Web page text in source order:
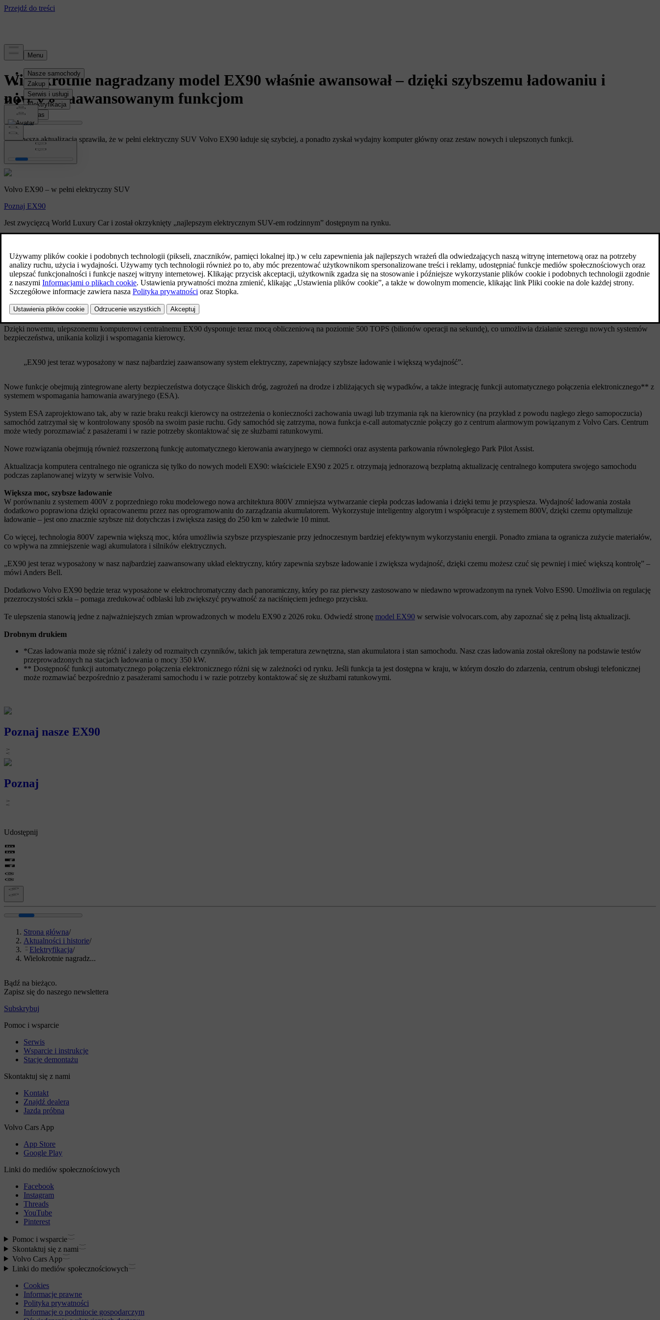
wiadomości
Wielokrotnie nagradzany model EX90 właśnie awansował – dzięki szybszemu ładowaniu i
nowym, zaawansowanym funkcjom
Najnowsza aktualizacja sprawiła, że w pełni elektryczny SUV Volvo EX90 ładuje się szybciej, a ponadto zyskał wydajny komputer główny oraz zestaw nowych i ulepszonych funkcji.
EX90
Volvo EX90 – w pełni elektryczny SUV
Poznaj EX90
Jest zwycięzcą World Luxury Car i został okrzyknięty „najlepszym elektrycznym SUV-em rodzinnym” dostępnym na rynku.
Dzięki naszemu nowemu systemowi elektrycznemu o napięciu 800 V model EX90 może ładować się jeszcze szybciej*. Ponadto dodatkowa moc obliczeniowa pozwala nam dostarczać nowe lub ulepszone
funkcje bezprzewodowo.
„Dodatkowa moc obliczeniowa pozwala nam wykorzystać potencjał sztucznej inteligencji, danych i oprogramowania w celu dalszego zwiększenia bezpieczeństwa i ogólnej wydajności modelu EX90” – mówi
Anders Bell, dyrektor ds. technologii i inżynierii w Volvo Cars. „Oznacza to, że możemy zaoferować naszym klientom zaawansowane funkcje bezpieczeństwa i wsparcia kierowcy, a także ciągłe ulepszenia
systemów informacyjno-rozrywkowych i zarządzania akumulatorami – wszystko to dostarczane bezprzewodowo”.
Dzięki nowemu, ulepszonemu komputerowi centralnemu EX90 dysponuje teraz mocą obliczeniową na poziomie 500 TOPS (bilionów operacji na sekundę), co umożliwia działanie szeregu nowych systemów
bezpieczeństwa, unikania kolizji i wspomagania kierowcy.
„EX90 jest teraz wyposażony w nasz najbardziej zaawansowany system elektryczny, zapewniający szybsze ładowanie i większą wydajność”.
Nowe funkcje obejmują zintegrowane alerty bezpieczeństwa dotyczące śliskich dróg, zagrożeń na drodze i zbliżających się wypadków, a także integrację funkcji automatycznego połączenia elektronicznego** z
systemem wspomagania hamowania awaryjnego (ESA).
System ESA zaprojektowano tak, aby w razie braku reakcji kierowcy na ostrzeżenia o konieczności zachowania uwagi lub trzymania rąk na kierownicy (na przykład z powodu nagłego złego samopoczucia)
samochód zatrzymał się w kontrolowany sposób na swoim pasie ruchu. Gdy samochód się zatrzyma, nowa funkcja e-call automatycznie połączy go z centrum alarmowym powiązanym z Volvo Cars. Centrum
może wtedy porozmawiać z pasażerami i w razie potrzeby skontaktować się ze służbami ratunkowymi.
Nowe rozwiązania obejmują również rozszerzoną funkcję automatycznego kierowania awaryjnego w ciemności oraz asystenta parkowania równoległego Park Pilot Assist.
Aktualizacja komputera centralnego nie ogranicza się tylko do nowych modeli EX90: właściciele EX90 z 2025 r. otrzymają jednorazową bezpłatną aktualizację centralnego komputera swojego samochodu
podczas zaplanowanej wizyty w serwisie Volvo.
Większa moc, szybsze ładowanie
W porównaniu z systemem 400V z poprzedniego roku modelowego nowa architektura 800V zmniejsza wytwarzanie ciepła podczas ładowania i dzięki temu je przyspiesza. Wydajność ładowania została
dodatkowo poprawiona dzięki opracowanemu przez nas oprogramowaniu do zarządzania akumulatorem. Wykorzystuje inteligentny algorytm i współpracuje z systemem 800V, dzięki czemu optymalizuje
ładowanie – jest ono znacznie szybsze niż dotychczas i zwiększa zasięg do 250 km w zaledwie 10 minut.
Co więcej, technologia 800V zapewnia większą moc, która umożliwia szybsze przyspieszanie przy jednoczesnym bardziej efektywnym wykorzystaniu energii. Ponadto zmiana ta ogranicza zużycie materiałów,
co wpływa na zmniejszenie wagi akumulatora i silników elektrycznych.
„EX90 jest teraz wyposażony w nasz najbardziej zaawansowany układ elektryczny, który zapewnia szybsze ładowanie i zwiększa wydajność, dzięki czemu możesz czuć się pewniej i mieć większą kontrolę” –
mówi Anders Bell.
Dodatkowo Volvo EX90 będzie teraz wyposażone w elektrochromatyczny dach panoramiczny, który po raz pierwszy zastosowano w niedawno wprowadzonym na rynek Volvo ES90. Umożliwia on regulację
przezroczystości szkła – pomaga zredukować odblaski lub zwiększyć prywatność za naciśnięciem jednego przycisku.
Te ulepszenia stanowią jedne z najważniejszych zmian wprowadzonych w modelu EX90 z 2026 roku. Odwiedź stronę model EX90 w serwisie volvocars.com, aby zapoznać się z pełną listą aktualizacji.
Drobnym drukiem
*Czas ładowania może się różnić i zależy od rozmaitych czynników, takich jak temperatura zewnętrzna, stan akumulatora i stan samochodu. Nasz czas ładowania został określony na podstawie testów
przeprowadzonych na stacjach ładowania o mocy 350 kW.
** Dostępność funkcji automatycznego połączenia elektronicznego różni się w zależności od rynku. Jeśli funkcja ta jest dostępna w kraju, w którym doszło do zdarzenia, centrum obsługi telefonicznej
może rozmawiać bezpośrednio z pasażerami samochodu i w razie potrzeby kontaktować się ze służbami ratunkowymi.
Poznaj nasze EX90
Poznaj
Udostępnij
Strona główna/
Aktualności i historie/
Elektryfikacja/
Wielokrotnie nagradz...